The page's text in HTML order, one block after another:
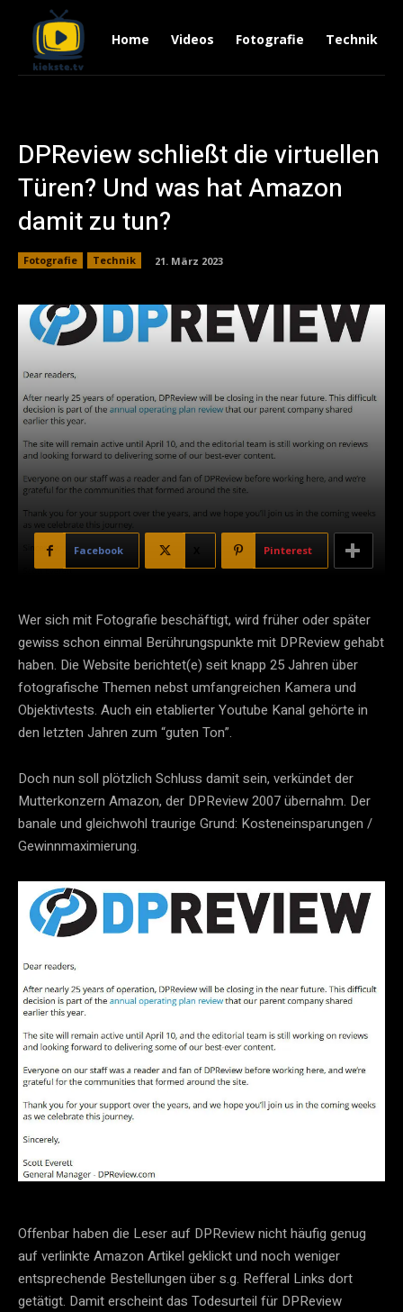
Home Videos Fotografie Technik
DPReview schließt die virtuellen
Türen? Und was hat Amazon
damit zu tun?
Fotografie Technik 21. März 2023
Facebook Pinterest
Wer sich mit Fotografie beschäftigt, wird früher oder später
gewiss schon einmal Berührungspunkte mit DPReview gehabt
haben. Die Website berichtet(e) seit knapp 25 Jahren über
fotografische Themen nebst umfangreichen Kamera und
Objektivtests. Auch ein etablierter Youtube Kanal gehörte in
den letzten Jahren zum “guten Ton”.
Doch nun soll plötzlich Schluss damit sein, verkündet der
Mutterkonzern Amazon, der DPReview 2007 übernahm. Der
banale und gleichwohl traurige Grund: Kosteneinsparungen /
Gewinnmaximierung.
Offenbar haben die Leser auf DPReview nicht häufig genug
auf verlinkte Amazon Artikel geklickt und noch weniger
entsprechende Bestellungen über s.g. Refferal Links dort
getätigt. Damit erscheint das Todesurteil für DPReview